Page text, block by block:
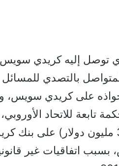
توصل إليه كريدي سويس
بالتصدي
على كريدي سويس، وفقًا
تابعة للاتحاد
29 مليون يورو (34 مليون دولار)
بسبب اتفاقيات غير